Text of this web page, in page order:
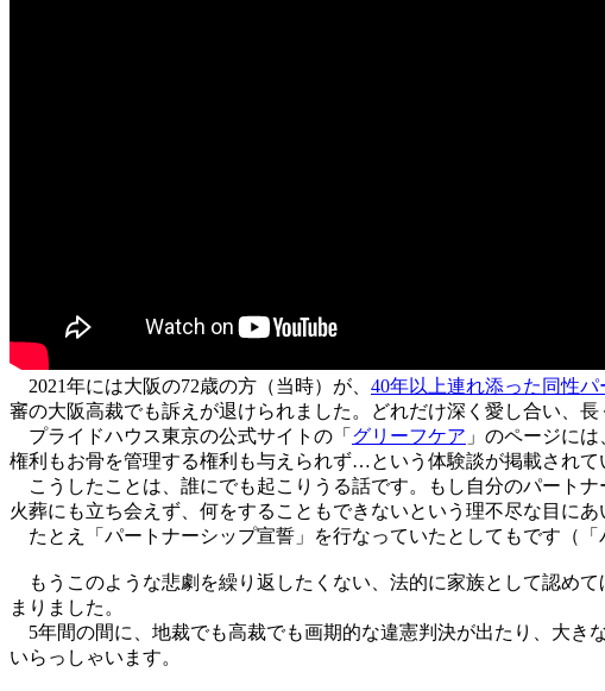
2021年には大阪の72歳の方（当時）が、 40年以上連れ添った同性
審の大阪高裁でも訴えが退けられました。どれだけ深く愛し合い、
プライドハウス東京の公式サイトの「 グリーフケア 」のページに
権利もお骨を管理する権利も与えられず…という体験談が掲載されて
こうしたことは、誰にでも起こりうる話です。もし自分のパート
火葬にも立ち会えず、何をすることもできないという理不尽な目にあ
たとえ「パートナーシップ宣誓」を行なっていたとしてもです（「
もうこのような悲劇を繰り返したくない、法的に家族として認め
まりました。
5年間の間に、地裁でも高裁でも画期的な違憲判決が出たり、大き
いらっしゃいます。